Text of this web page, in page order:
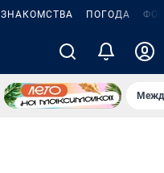
ЗНАКОМСТВА ПОГОДА